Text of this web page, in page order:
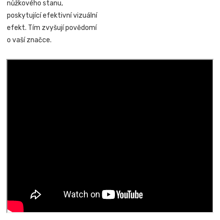
nůžkového stanu,
poskytující efektivní vizuální
efekt. Tím zvyšují povědomí
o vaší značce.